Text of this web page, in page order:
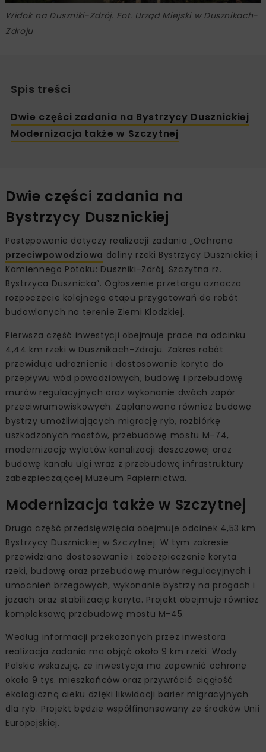
Widok na Duszniki-Zdrój. Fot. Urząd Miejski w Dusznikach-
Zdroju
Spis treści
Dwie części zadania na Bystrzycy Dusznickiej
Modernizacja także w Szczytnej
Dwie części zadania na
Bystrzycy Dusznickiej
Postępowanie dotyczy realizacji zadania „Ochrona
przeciwpowodziowa doliny rzeki Bystrzycy Dusznickiej i
Kamiennego Potoku: Duszniki-Zdrój, Szczytna rz.
Bystrzyca Dusznicka”. Ogłoszenie przetargu oznacza
rozpoczęcie kolejnego etapu przygotowań do robót
budowlanych na terenie Ziemi Kłodzkiej.
Pierwsza część inwestycji obejmuje prace na odcinku
4,44 km rzeki w Dusznikach-Zdroju. Zakres robót
przewiduje udrożnienie i dostosowanie koryta do
przepływu wód powodziowych, budowę i przebudowę
murów regulacyjnych oraz wykonanie dwóch zapór
przeciwrumowiskowych. Zaplanowano również budowę
bystrzy umożliwiających migrację ryb, rozbiórkę
uszkodzonych mostów, przebudowę mostu M-74,
modernizację wylotów kanalizacji deszczowej oraz
budowę kanału ulgi wraz z przebudową infrastruktury
zabezpieczającej Muzeum Papiernictwa.
Modernizacja także w Szczytnej
Druga część przedsięwzięcia obejmuje odcinek 4,53 km
Bystrzycy Dusznickiej w Szczytnej. W tym zakresie
przewidziano dostosowanie i zabezpieczenie koryta
rzeki, budowę oraz przebudowę murów regulacyjnych i
umocnień brzegowych, wykonanie bystrzy na progach i
jazach oraz stabilizację koryta. Projekt obejmuje również
kompleksową przebudowę mostu M-45.
Według informacji przekazanych przez inwestora
realizacja zadania ma objąć około 9 km rzeki. Wody
Polskie wskazują, że inwestycja ma zapewnić ochronę
około 9 tys. mieszkańców oraz przywrócić ciągłość
ekologiczną cieku dzięki likwidacji barier migracyjnych
dla ryb. Projekt będzie współfinansowany ze środków Unii
Europejskiej.